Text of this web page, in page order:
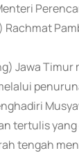
Rachmat
Jawa
tertulis
tengah